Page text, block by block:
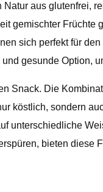
aus glutenfrei,
gemischter Früchte
sich perfekt für
gesunde Option,
Snack. Die
köstlich, sondern
unterschiedliche
bieten diese